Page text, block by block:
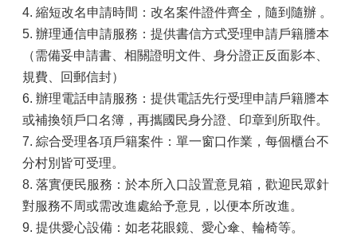
4. 縮短改名申請時間：改名案件證件齊全，隨到隨辦 。
5. 辦理通信申請服務：提供書信方式受理申請戶籍謄本
（需備妥申請書、相關證明文件、身分證正反面影本、
規費、回郵信封）
6. 辦理電話申請服務：提供電話先行受理申請戶籍謄本
或補換領戶口名簿，再攜國民身分證、印章到所取件。
7. 綜合受理各項戶籍案件：單一窗口作業，每個櫃台不
分村別皆可受理。
8. 落實便民服務：於本所入口設置意見箱，歡迎民眾針
對服務不周或需改進處給予意見，以便本所改進。
9. 提供愛心設備：如老花眼鏡、愛心傘、輪椅等。